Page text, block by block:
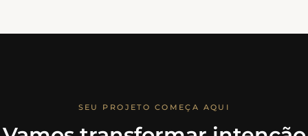
SEU PROJETO COMEÇA AQUI